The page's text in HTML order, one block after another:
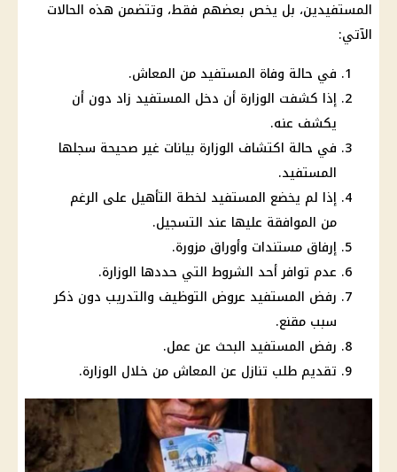
المستفيدين، بل يخص بعضهم فقط، وتتضمن هذه الحالات
الآتي:
في حالة وفاة المستفيد من المعاش.
إذا كشفت الوزارة أن دخل المستفيد زاد دون أن
يكشف عنه.
في حالة اكتشاف الوزارة بيانات غير صحيحة سجلها
المستفيد.
إذا لم يخضع المستفيد لخطة التأهيل على الرغم
من الموافقة عليها عند التسجيل.
إرفاق مستندات وأوراق مزورة.
عدم توافر أحد الشروط التي حددها الوزارة.
رفض المستفيد عروض التوظيف والتدريب دون ذكر
سبب مقنع.
رفض المستفيد البحث عن عمل.
تقديم طلب تنازل عن المعاش من خلال الوزارة.